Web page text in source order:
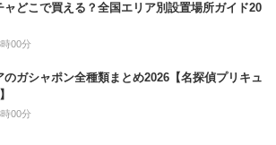
ャどこで買える？全国エリア別設置場所ガイド20
00分
のガシャポン全種類まとめ2026【名探偵プリキュ
00分